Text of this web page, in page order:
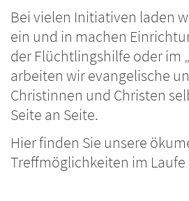
Bei vielen Initiativen laden
ein und in machen
der Flüchtlingshilfe oder im
arbeiten wir evangelische
Christinnen und Christen
Seite an Seite.
Hier finden Sie unsere
Treffmöglichkeiten im Laufe